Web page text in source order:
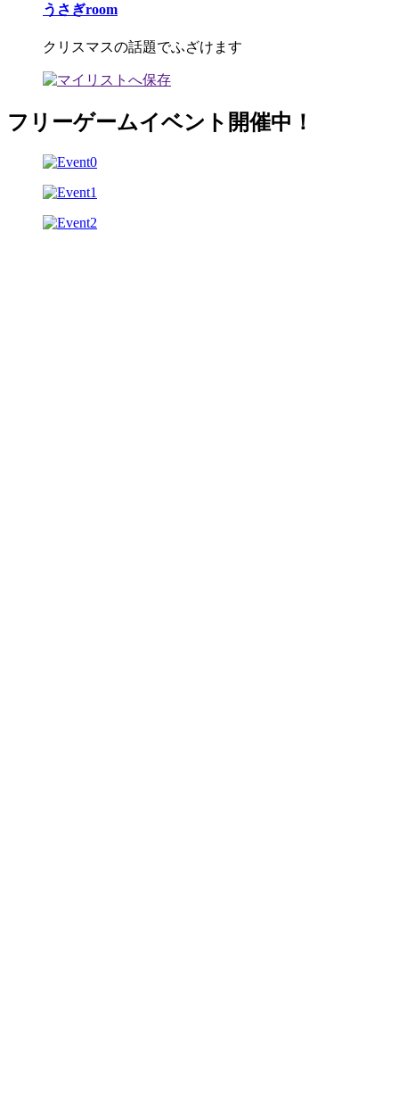
うさぎroom
クリスマスの話題でふざけます
フリーゲームイベント開催中！